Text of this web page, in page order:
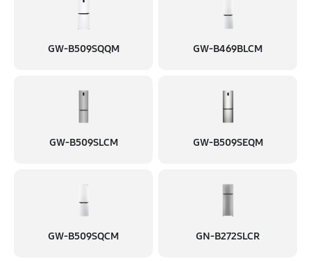
GW-B509SQQM GW-B469BLCM
GW-B509SLCM GW-B509SEQM
GW-B509SQCM GN-B272SLCR